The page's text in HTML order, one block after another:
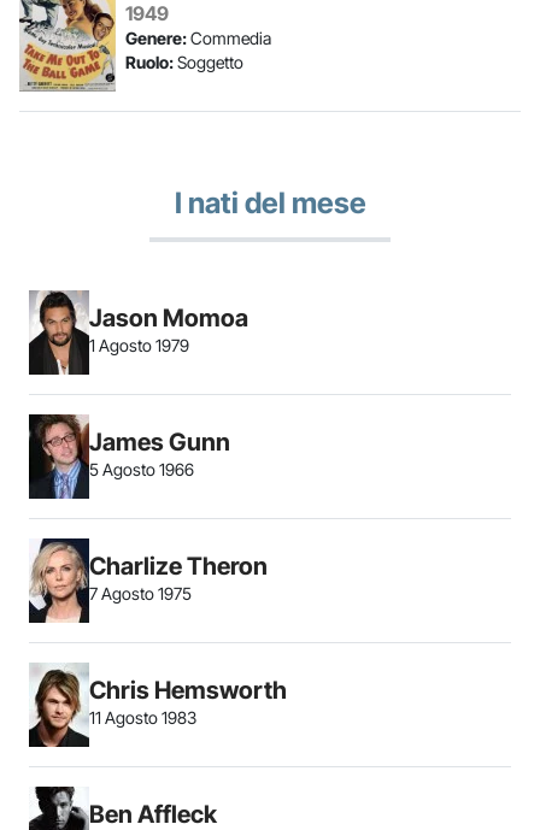
1949
Genere:Commedia
Ruolo:Soggetto
I nati del mese
Jason Momoa
1 Agosto 1979
James Gunn
5 Agosto 1966
Charlize Theron
7 Agosto 1975
Chris Hemsworth
11 Agosto 1983
Ben Affleck